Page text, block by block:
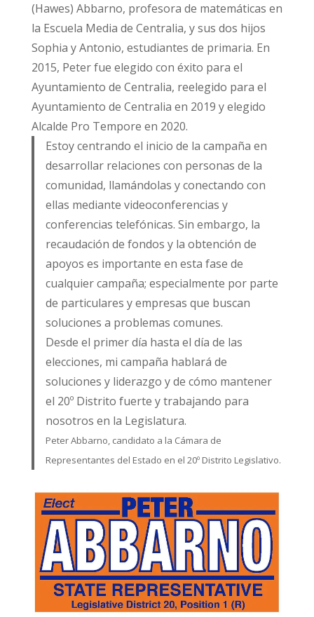
(Hawes) Abbarno, profesora de matemáticas en
la Escuela Media de Centralia, y sus dos hijos
Sophia y Antonio, estudiantes de primaria. En
2015, Peter fue elegido con éxito para el
Ayuntamiento de Centralia, reelegido para el
Ayuntamiento de Centralia en 2019 y elegido
Alcalde Pro Tempore en 2020.
Estoy centrando el inicio de la campaña en
desarrollar relaciones con personas de la
comunidad, llamándolas y conectando con
ellas mediante videoconferencias y
conferencias telefónicas. Sin embargo, la
recaudación de fondos y la obtención de
apoyos es importante en esta fase de
cualquier campaña; especialmente por parte
de particulares y empresas que buscan
soluciones a problemas comunes.
Desde el primer día hasta el día de las
elecciones, mi campaña hablará de
soluciones y liderazgo y de cómo mantener
el 20º Distrito fuerte y trabajando para
nosotros en la Legislatura.
Peter Abbarno, candidato a la Cámara de
Representantes del Estado en el 20º Distrito Legislativo.